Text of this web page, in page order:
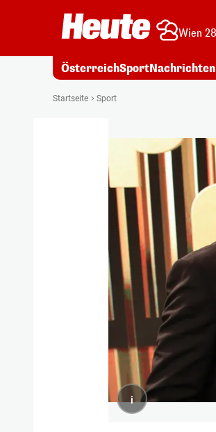
Wien
ÖsterreichSportNachrichten
Startseite Sport
i